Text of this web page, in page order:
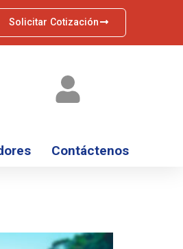
Solicitar Cotización
Contáctenos